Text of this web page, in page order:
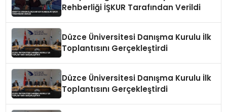
Rehberliği İŞKUR Tarafından Verildi
Düzce Üniversitesi Danışma Kurulu İlk
Toplantısını Gerçekleştirdi
Düzce Üniversitesi Danışma Kurulu İlk
Toplantısını Gerçekleştirdi